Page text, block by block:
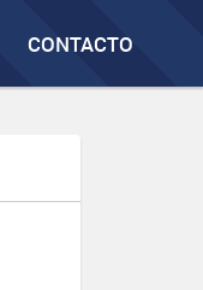
CONTACTO